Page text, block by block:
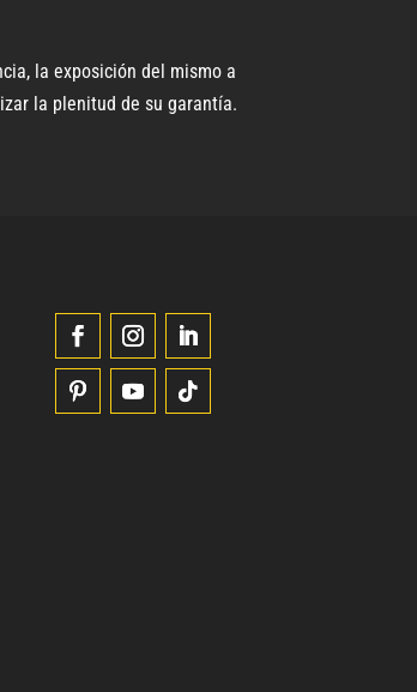
la exposición del mismo a
la plenitud de su garantía.